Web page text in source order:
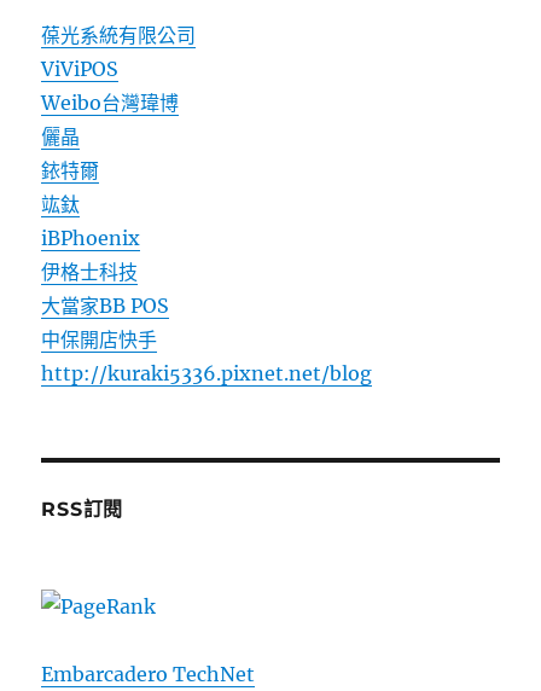
葆光系統有限公司
ViViPOS
Weibo台灣瑋博
儷晶
銥特爾
竑鈦
iBPhoenix
伊格士科技
大當家BB POS
中保開店快手
http://kuraki5336.pixnet.net/blog
RSS訂閱
Embarcadero TechNet